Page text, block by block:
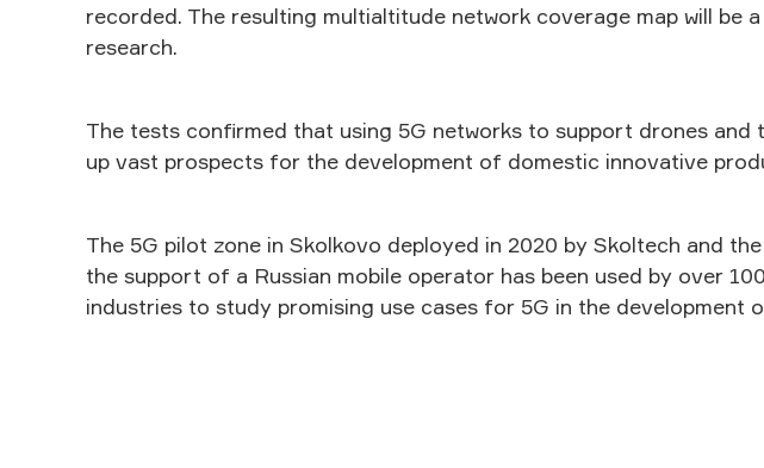
recorded. The resulting multialtitude network coverage map will be
research.
The tests confirmed that using 5G networks to support drones and
up vast prospects for the development of domestic innovative
The 5G pilot zone in Skolkovo deployed in 2020 by Skoltech and
the support of a Russian mobile operator has been used by over
industries to study promising use cases for 5G in the development